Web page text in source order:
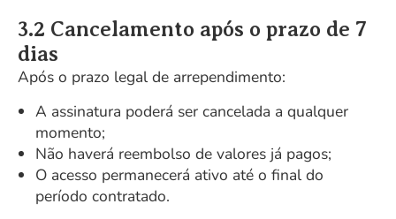
3.2 Cancelamento após o prazo de 7
dias
Após o prazo legal de arrependimento:
A assinatura poderá ser cancelada a qualquer
momento;
Não haverá reembolso de valores já pagos;
O acesso permanecerá ativo até o final do
período contratado.